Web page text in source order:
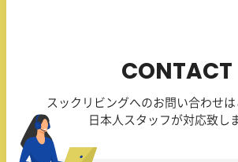
CONTACT
スックリビングへのお問い合わせは
日本人スタッフが対応致し